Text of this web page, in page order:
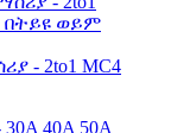
- 2to1 MC4